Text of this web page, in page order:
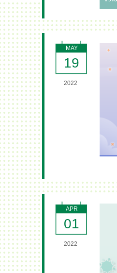
MAY
19
2022
APR
01
2022